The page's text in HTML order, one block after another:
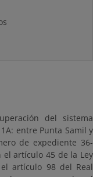
del sistema
entre Punta Samil y
de expediente 36-
artículo 45 de la Ley
artículo 98 del Real